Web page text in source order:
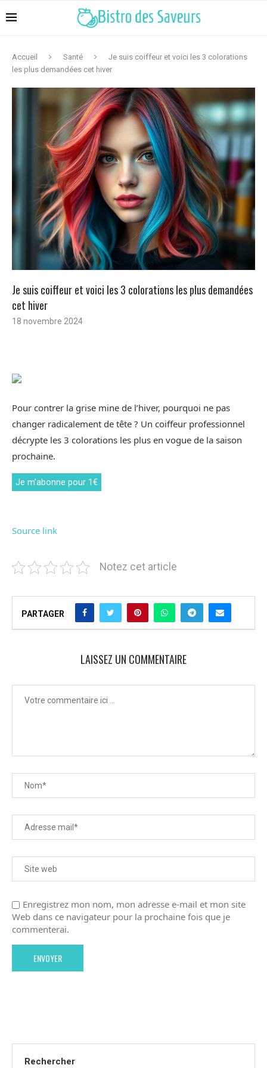
Accueil Santé
Je suis coiffeur et voici les 3 colorations
les plus demandées cet hiver
Je suis coiffeur et voici les 3 colorations les plus demandées
cet hiver
18 novembre 2024
Pour contrer la grise mine de l’hiver, pourquoi ne pas
changer radicalement de tête ? Un coiffeur professionnel
décrypte les 3 colorations les plus en vogue de la saison
prochaine.
Je m’abonne pour 1€
Source link
Notez cet article
PARTAGER
LAISSEZ UN COMMENTAIRE
Enregistrez mon nom, mon adresse e-mail et mon site
Web dans ce navigateur pour la prochaine fois que je
commenterai.
Rechercher